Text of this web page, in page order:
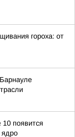
гороха: от
появится
ядро